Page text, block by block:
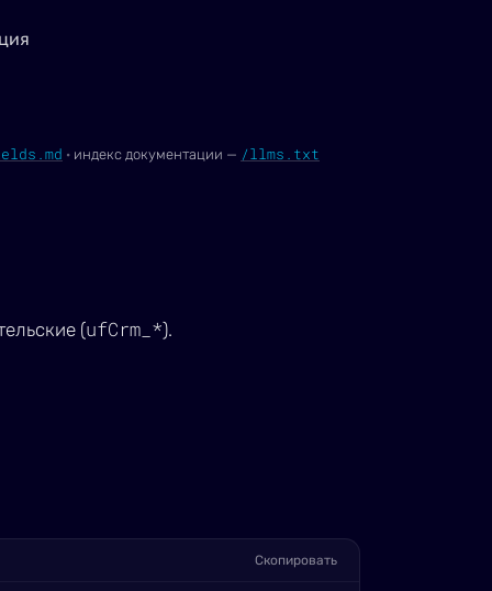
· индекс документации — /llms.txt
(ufCrm_*).
Скопировать